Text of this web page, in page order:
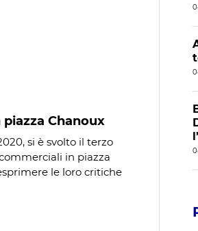
Chanoux
si è svolto il terzo
in piazza
le loro critiche